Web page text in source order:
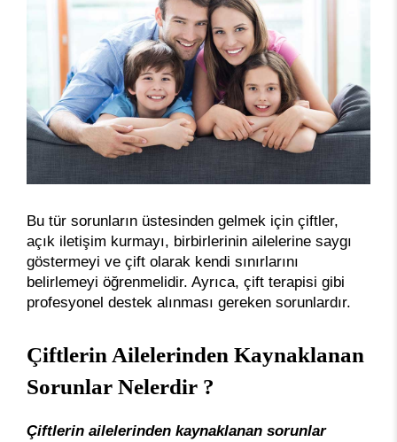
Bu tür sorunların üstesinden gelmek için çiftler,
açık iletişim kurmayı, birbirlerinin ailelerine saygı
göstermeyi ve çift olarak kendi sınırlarını
belirlemeyi öğrenmelidir. Ayrıca, çift terapisi gibi
profesyonel destek alınması gereken sorunlardır.
Çiftlerin Ailelerinden Kaynaklanan
Sorunlar Nelerdir ?
Çiftlerin ailelerinden kaynaklanan sorunlar